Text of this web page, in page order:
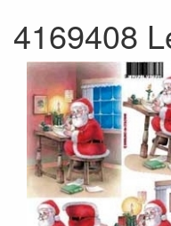
4169408